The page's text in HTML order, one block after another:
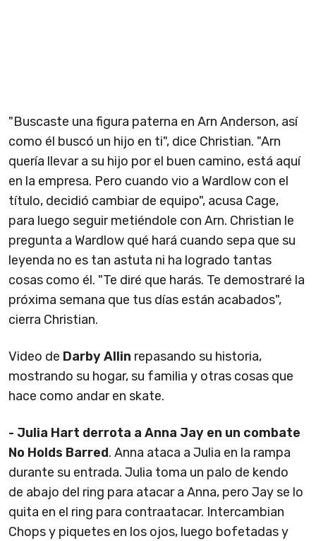
"Buscaste una figura paterna en Arn Anderson, así
como él buscó un hijo en ti", dice Christian. "Arn
quería llevar a su hijo por el buen camino, está aquí
en la empresa. Pero cuando vio a Wardlow con el
título, decidió cambiar de equipo", acusa Cage,
para luego seguir metiéndole con Arn. Christian le
pregunta a Wardlow qué hará cuando sepa que su
leyenda no es tan astuta ni ha logrado tantas
cosas como él. "Te diré que harás. Te demostraré la
próxima semana que tus días están acabados",
cierra Christian.
Video de Darby Allin repasando su historia,
mostrando su hogar, su familia y otras cosas que
hace como andar en skate.
- Julia Hart derrota a Anna Jay en un combate
No Holds Barred. Anna ataca a Julia en la rampa
durante su entrada. Julia toma un palo de kendo
de abajo del ring para atacar a Anna, pero Jay se lo
quita en el ring para contraatacar. Intercambian
Chops y piquetes en los ojos, luego bofetadas y